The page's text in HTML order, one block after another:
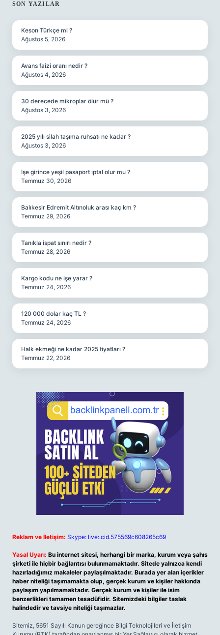
SIDEBAR
SON YAZILAR
Keson Türkçe mi ?
Ağustos 5, 2026
Avans faizi oranı nedir ?
Ağustos 4, 2026
30 derecede mikroplar ölür mü ?
Ağustos 3, 2026
2025 yılı silah taşıma ruhsatı ne kadar ?
Ağustos 3, 2026
İşe girince yeşil pasaport iptal olur mu ?
Temmuz 30, 2026
Balıkesir Edremit Altınoluk arası kaç km ?
Temmuz 29, 2026
Tanıkla ispat sınırı nedir ?
Temmuz 28, 2026
Kargo kodu ne işe yarar ?
Temmuz 24, 2026
120 000 dolar kaç TL ?
Temmuz 24, 2026
Halk ekmeği ne kadar 2025 fiyatları ?
Temmuz 22, 2026
Reklam ve İletişim: Skype: live:.cid.575569c608265c69
Yasal Uyarı: Bu internet sitesi, herhangi bir marka, kurum veya şahıs
şirketi ile hiçbir bağlantısı bulunmamaktadır. Sitede yalnızca kendi
hazırladığımız makaleler paylaşılmaktadır. Burada yer alan içerikler
haber niteliği taşımamakta olup, gerçek kurum ve kişiler hakkında
paylaşım yapılmamaktadır. Gerçek kurum ve kişiler ile isim
benzerlikleri tamamen tesadüfidir. Sitemizdeki bilgiler taslak
halindedir ve tavsiye niteliği taşımazlar.
Sitemiz, 5651 Sayılı Kanun gereğince Bilgi Teknolojileri ve İletişim